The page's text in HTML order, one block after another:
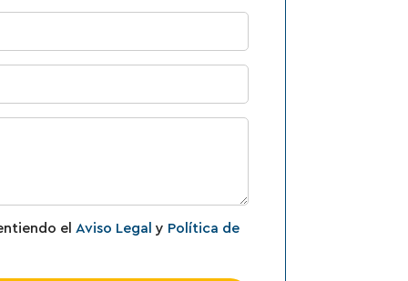
el Aviso Legal y Política de